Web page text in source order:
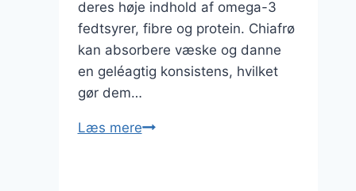
deres høje indhold af omega-3
fedtsyrer, fibre og protein. Chiafrø
kan absorbere væske og danne
en geléagtig konsistens, hvilket
gør dem…
Læs mereChiagrød